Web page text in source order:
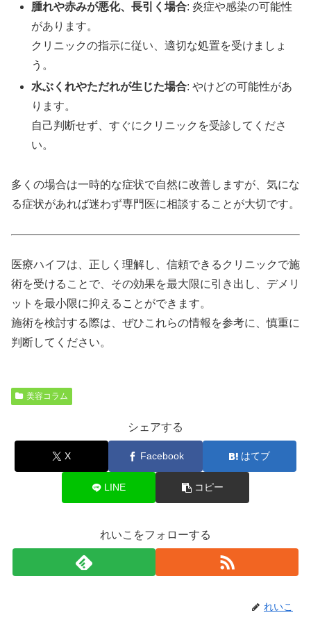
腫れや赤みが悪化、長引く場合: 炎症や感染の可能性
があります。
クリニックの指示に従い、適切な処置を受けましょ
う。
水ぶくれやただれが生じた場合: やけどの可能性があ
ります。
自己判断せず、すぐにクリニックを受診してくださ
い。
多くの場合は一時的な症状で自然に改善しますが、気にな
る症状があれば迷わず専門医に相談することが大切です。
医療ハイフは、正しく理解し、信頼できるクリニックで施
術を受けることで、その効果を最大限に引き出し、デメリ
ットを最小限に抑えることができます。
施術を検討する際は、ぜひこれらの情報を参考に、慎重に
判断してください。
美容コラム
シェアする
X Facebook はてブ
LINE コピー
れいこをフォローする
れいこ